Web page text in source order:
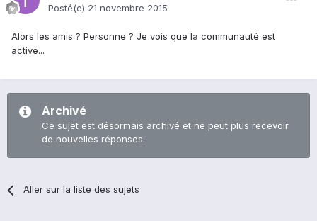
Posté(e) 21 novembre 2015
Alors les amis ? Personne ? Je vois que la communauté est
active...
Archivé
Ce sujet est désormais archivé et ne peut plus recevoir
de nouvelles réponses.
Aller sur la liste des sujets